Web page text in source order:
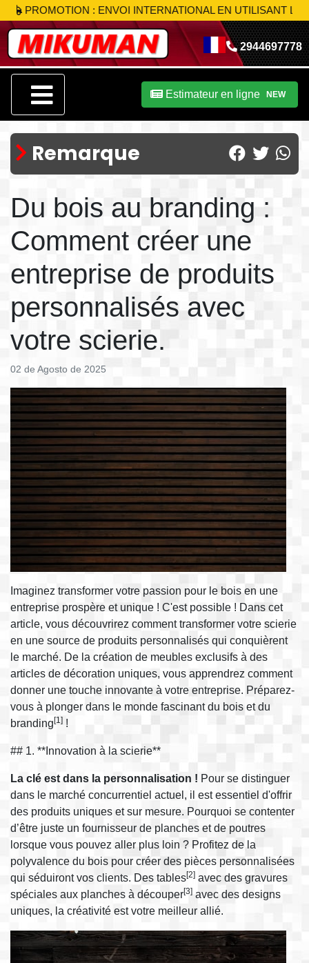
: ENVOI INTERNATIONAL EN UTILISANT LE CODE
2944697778
Estimateur en ligne NEW
Remarque
Du bois au branding :
Comment créer une
entreprise de produits
personnalisés avec
votre scierie.
02 de Agosto de 2025
Imaginez transformer votre passion pour le bois en une
entreprise prospère et unique ! C'est possible ! Dans cet
article, vous découvrirez comment transformer votre scierie
en une source de produits personnalisés qui conquièrent
le marché. De la création de meubles exclusifs à des
articles de décoration uniques, vous apprendrez comment
donner une touche innovante à votre entreprise. Préparez-
vous à plonger dans le monde fascinant du bois et du
branding[1] !
## 1. **Innovation à la scierie**
La clé est dans la personnalisation ! Pour se distinguer
dans le marché concurrentiel actuel, il est essentiel d'offrir
des produits uniques et sur mesure. Pourquoi se contenter
d’être juste un fournisseur de planches et de poutres
lorsque vous pouvez aller plus loin ? Profitez de la
polyvalence du bois pour créer des pièces personnalisées
qui séduiront vos clients. Des tables[2] avec des gravures
spéciales aux planches à découper[3] avec des designs
uniques, la créativité est votre meilleur allié.